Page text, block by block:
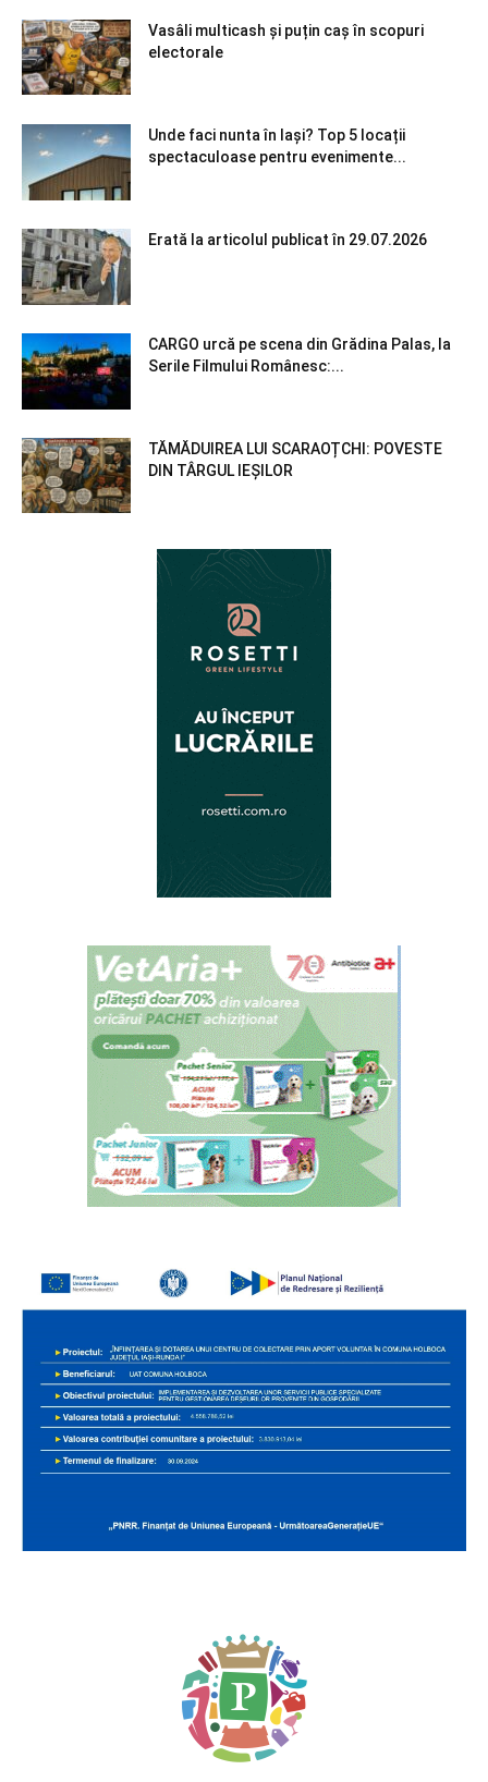
Vasâli multicash și puțin caș în scopuri
electorale
Unde faci nunta în Iași? Top 5 locații
spectaculoase pentru evenimente...
Erată la articolul publicat în 29.07.2026
CARGO urcă pe scena din Grădina Palas, la
Serile Filmului Românesc:...
TĂMĂDUIREA LUI SCARAOȚCHI: POVESTE
DIN TÂRGUL IEȘILOR